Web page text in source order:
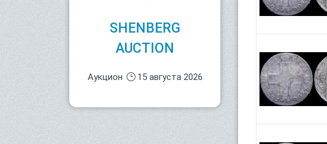
SHENBERG
AUCTION
Аукцион 15 августа 2026